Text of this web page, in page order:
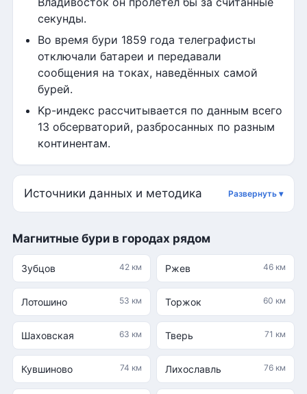
секунды.
Во время бури 1859 года телеграфисты
отключали батареи и передавали
сообщения на токах, наведённых самой
бурей.
Kp-индекс рассчитывается по данным всего
13 обсерваторий, разбросанных по разным
континентам.
Источники данных и методика
Магнитные бури в городах рядом
Зубцов 42 км Ржев 46 км
Лотошино 53 км Торжок 60 км
Шаховская 63 км Тверь 71 км
Кувшиново 74 км Лихославль 76 км